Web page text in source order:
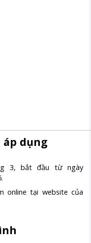
áp dụng
3, bắt đầu từ ngày
online tại website của